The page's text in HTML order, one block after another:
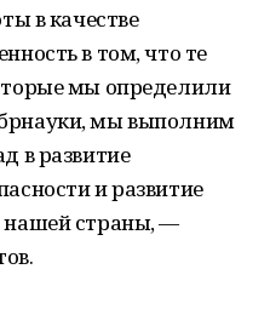
в качестве
в том, что те
мы определили
мы выполним
в развитие
и развитие
нашей страны, —